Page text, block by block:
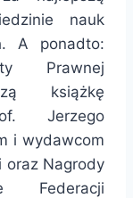
nauk
A ponadto:
Prawnej
książkę
Jerzego
i wydawcom
oraz Nagrody
Federacji